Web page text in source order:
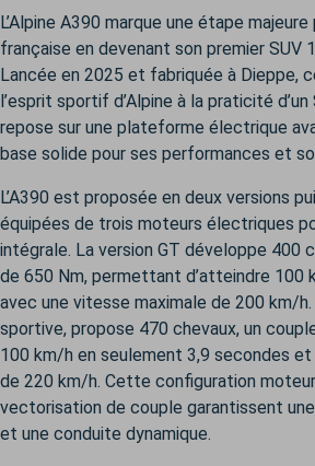
L’Alpine A390 marque une étape
française en devenant son premier SUV
Lancée en 2025 et fabriquée à Dieppe,
l’esprit sportif d’Alpine à la praticité d’un
repose sur une plateforme électrique
base solide pour ses performances et
L’A390 est proposée en deux versions
équipées de trois moteurs électriques
intégrale. La version GT développe 400
de 650 Nm, permettant d’atteindre 100
avec une vitesse maximale de 200 km/h.
sportive, propose 470 chevaux, un
100 km/h en seulement 3,9 secondes
de 220 km/h. Cette configuration
vectorisation de couple garantissent
et une conduite dynamique.